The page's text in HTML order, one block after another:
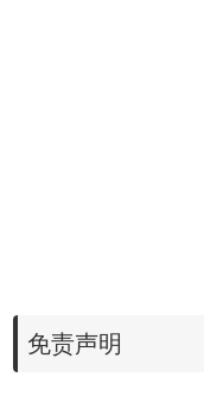
免责声明